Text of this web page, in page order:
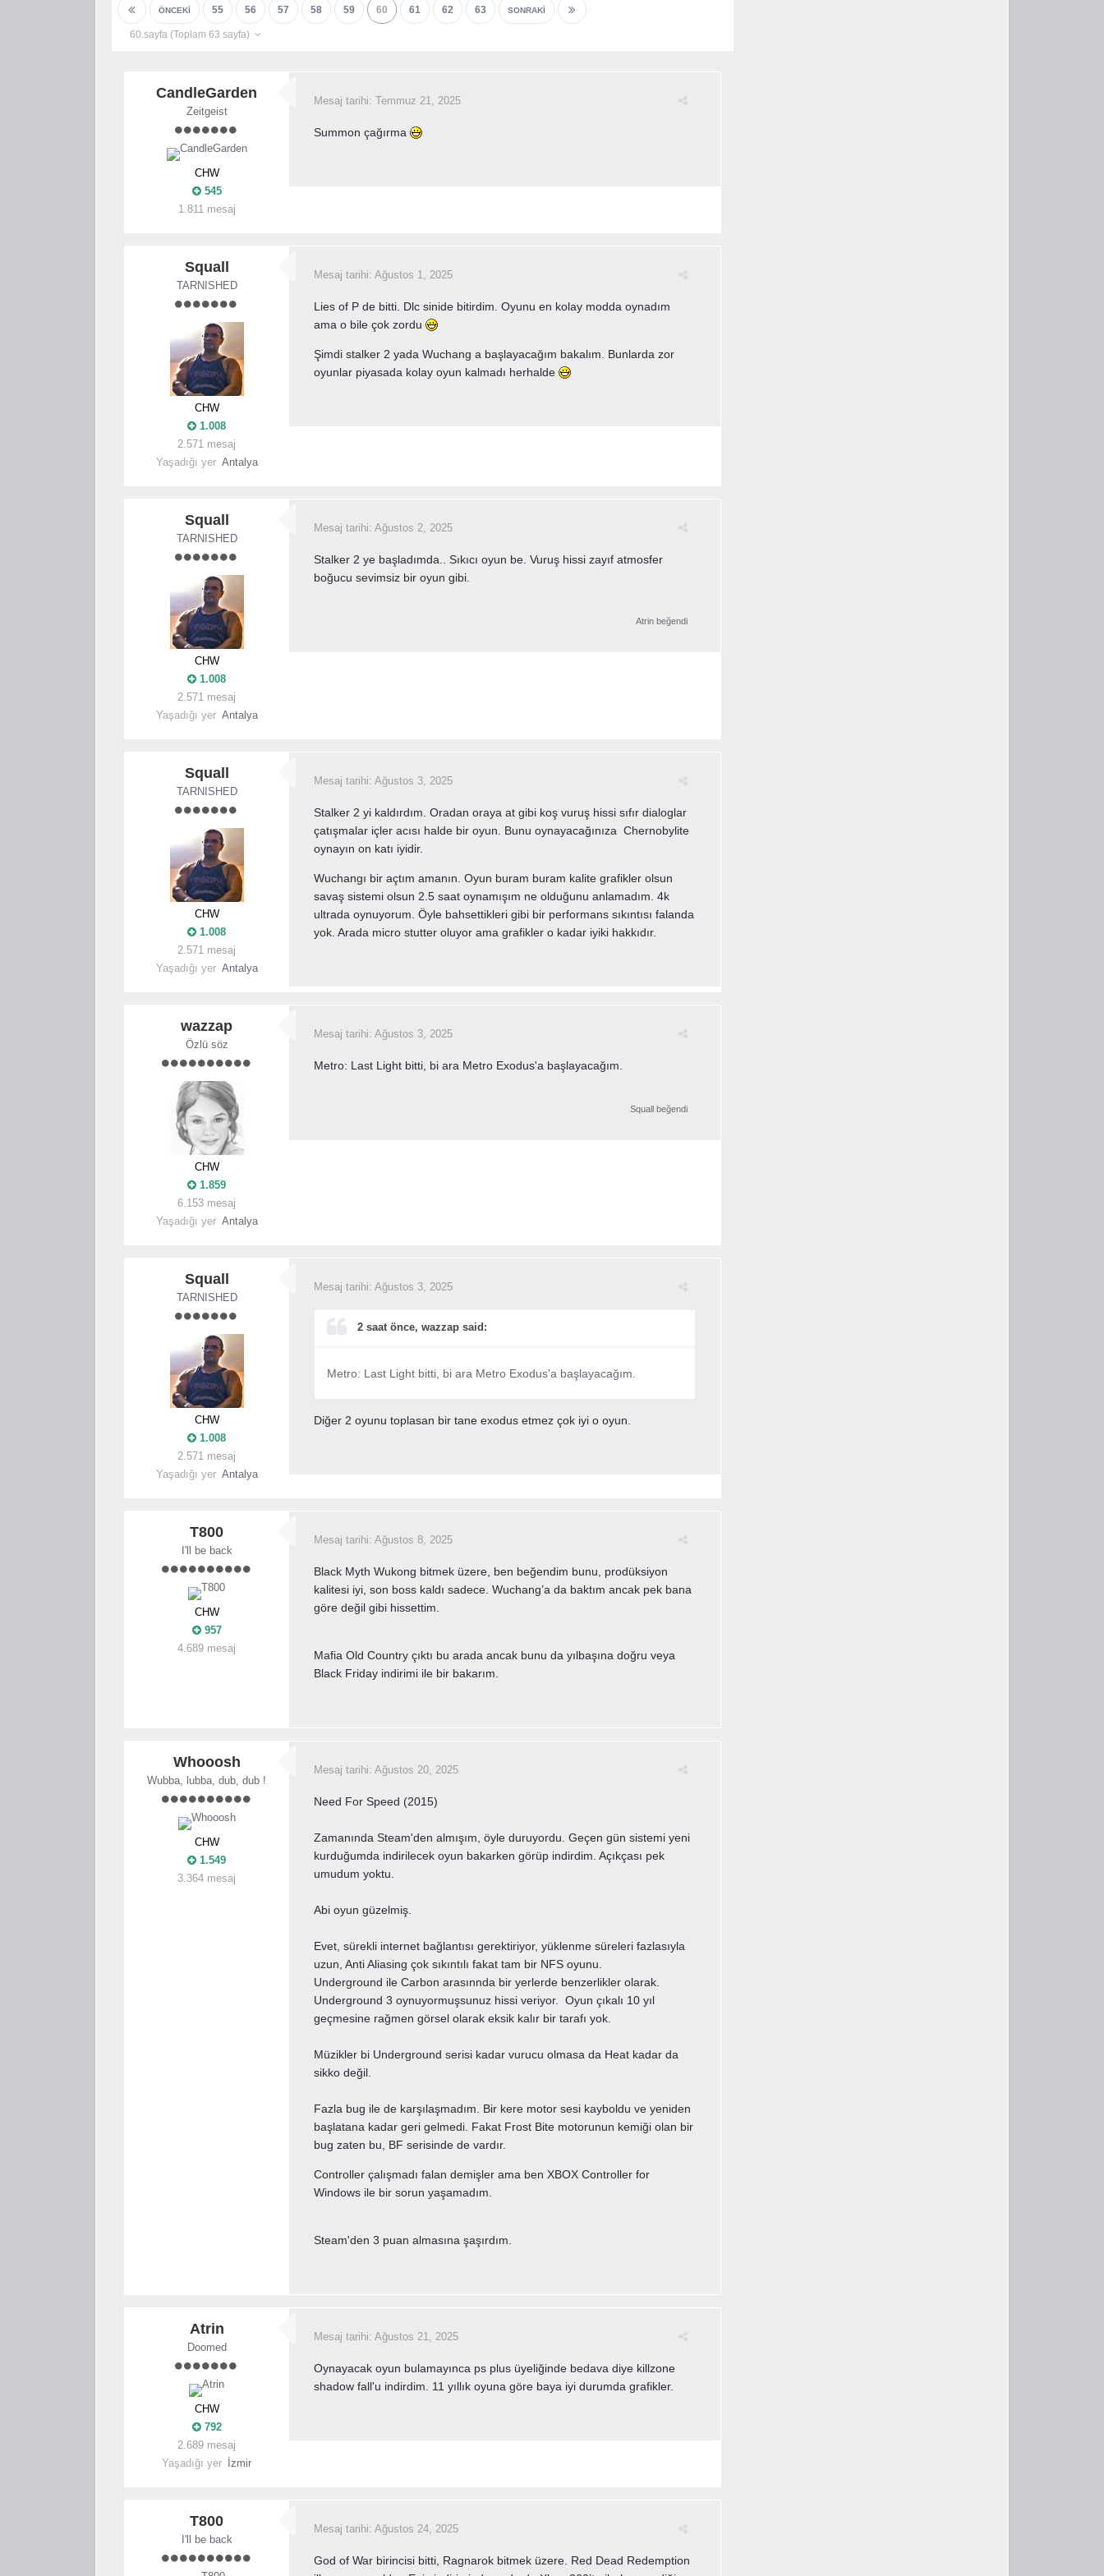
ÖNCEKI 55 56 57 58 59 60 61 62 63 SONRAKI
60.sayfa (Toplam 63 sayfa)
CandleGarden
Zeitgeist
CHW
545
1.811 mesaj
Mesaj tarihi: Temmuz 21, 2025
Summon çağırma
Squall
TARNISHED
CHW
1.008
2.571 mesaj
Yaşadığı yer Antalya
Mesaj tarihi: Ağustos 1, 2025
Lies of P de bitti. Dlc sinide bitirdim. Oyunu en kolay modda oynadım
ama o bile çok zordu
Şimdi stalker 2 yada Wuchang a başlayacağım bakalım. Bunlarda zor
oyunlar piyasada kolay oyun kalmadı herhalde
Squall
TARNISHED
CHW
1.008
2.571 mesaj
Yaşadığı yer Antalya
Mesaj tarihi: Ağustos 2, 2025
Stalker 2 ye başladımda.. Sıkıcı oyun be. Vuruş hissi zayıf atmosfer
boğucu sevimsiz bir oyun gibi.
Atrinbeğendi
Squall
TARNISHED
CHW
1.008
2.571 mesaj
Yaşadığı yer Antalya
Mesaj tarihi: Ağustos 3, 2025
Stalker 2 yi kaldırdım. Oradan oraya at gibi koş vuruş hissi sıfır dialoglar
çatışmalar içler acısı halde bir oyun. Bunu oynayacağınıza Chernobylite
oynayın on katı iyidir.
Wuchangı bir açtım amanın. Oyun buram buram kalite grafikler olsun
savaş sistemi olsun 2.5 saat oynamışım ne olduğunu anlamadım. 4k
ultrada oynuyorum. Öyle bahsettikleri gibi bir performans sıkıntısı falanda
yok. Arada micro stutter oluyor ama grafikler o kadar iyiki hakkıdır.
wazzap
Özlü söz
CHW
1.859
6.153 mesaj
Yaşadığı yer Antalya
Mesaj tarihi: Ağustos 3, 2025
Metro: Last Light bitti, bi ara Metro Exodus'a başlayacağım.
Squallbeğendi
Squall
TARNISHED
CHW
1.008
2.571 mesaj
Yaşadığı yer Antalya
Mesaj tarihi: Ağustos 3, 2025
2 saat önce, wazzap said:
Metro: Last Light bitti, bi ara Metro Exodus'a başlayacağım.
Diğer 2 oyunu toplasan bir tane exodus etmez çok iyi o oyun.
T800
I'll be back
CHW
957
4.689 mesaj
Mesaj tarihi: Ağustos 8, 2025
Black Myth Wukong bitmek üzere, ben beğendim bunu, prodüksiyon
kalitesi iyi, son boss kaldı sadece. Wuchang’a da baktım ancak pek bana
göre değil gibi hissettim.
Mafia Old Country çıktı bu arada ancak bunu da yılbaşına doğru veya
Black Friday indirimi ile bir bakarım.
Whooosh
Wubba, lubba, dub, dub !
CHW
1.549
3.364 mesaj
Mesaj tarihi: Ağustos 20, 2025
Need For Speed (2015)
Zamanında Steam'den almışım, öyle duruyordu. Geçen gün sistemi yeni
kurduğumda indirilecek oyun bakarken görüp indirdim. Açıkçası pek
umudum yoktu.
Abi oyun güzelmiş.
Evet, sürekli internet bağlantısı gerektiriyor, yüklenme süreleri fazlasıyla
uzun, Anti Aliasing çok sıkıntılı fakat tam bir NFS oyunu.
Underground ile Carbon arasınnda bir yerlerde benzerlikler olarak.
Underground 3 oynuyormuşsunuz hissi veriyor. Oyun çıkalı 10 yıl
geçmesine rağmen görsel olarak eksik kalır bir tarafı yok.
Müzikler bi Underground serisi kadar vurucu olmasa da Heat kadar da
sikko değil.
Fazla bug ile de karşılaşmadım. Bir kere motor sesi kayboldu ve yeniden
başlatana kadar geri gelmedi. Fakat Frost Bite motorunun kemiği olan bir
bug zaten bu, BF serisinde de vardır.
Controller çalışmadı falan demişler ama ben XBOX Controller for
Windows ile bir sorun yaşamadım.
Steam'den 3 puan almasına şaşırdım.
Atrin
Doomed
CHW
792
2.689 mesaj
Yaşadığı yer İzmir
Mesaj tarihi: Ağustos 21, 2025
Oynayacak oyun bulamayınca ps plus üyeliğinde bedava diye killzone
shadow fall'u indirdim. 11 yıllık oyuna göre baya iyi durumda grafikler.
T800
I'll be back
Mesaj tarihi: Ağustos 24, 2025
God of War birincisi bitti, Ragnarok bitmek üzere. Red Dead Redemption